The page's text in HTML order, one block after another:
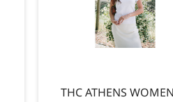
THC ATHENS WOMEN